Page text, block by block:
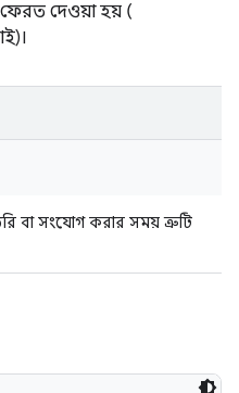
দেওয়া হয় (
বা সংযোগ করার সময় ত্রুটি